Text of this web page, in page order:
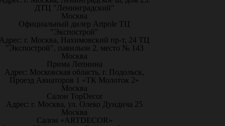
ДТЦ "Ленинградский"
Москва
Официальный дилер Artpole ТЦ
"Экспострой"
г. Москва, Нахимовский пр-т, 24 ТЦ
"Экспострой", павильон 2, место № 143
Москва
Прима Лепнина
Адрес: Московская область, г. Подольск,
Проезд Авиаторов 1 «ТК Молоток 2»
Москва
Салон TopDecor
Адрес: г. Москва, ул. Олеко Дундича 25
Москва
Салон «ARTDECOR»